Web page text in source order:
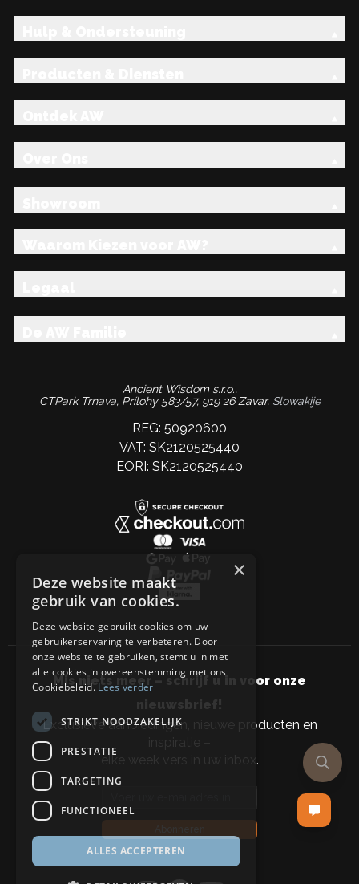
Ancient Wisdom s.r.o.,
CTPark Trnava, Prílohy 583/57, 919 26 Zavar, Slowakije
REG: 50920600
VAT: SK2120525440
EORI: SK2120525440
Mis niets meer – schrijf u in voor onze
nieuwsbrief!
Exclusieve aanbiedingen, nieuwe producten en
inspiratie –
elke week vers in uw inbox.
×
Deze website maakt
gebruik van cookies.
Deze website gebruikt cookies om uw
gebruikerservaring te verbeteren. Door
onze website te gebruiken, stemt u in met
alle cookies in overeenstemming met ons
Cookiebeleid.Lees verder
STRIKT NOODZAKELIJK
PRESTATIE
TARGETING
FUNCTIONEEL
ALLES ACCEPTEREN